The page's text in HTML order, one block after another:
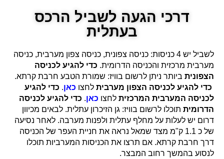
דרכי הגעה לשביל הרכס
בעתלית
לשביל יש 4 כניסות: כניסה צפונית, כניסה צפון מערבית, כניסה
מערבית מרכזית והכניסה הדרומית. כדי להגיע לכניסה
הצפונית ביותר ניתן לרשום בוויז: שמורת הטבע חרבת קרתא.
כדי להגיע לכניסה הצפון מערבית לחצו כאן. כדי להגיע
לכניסה המערבית המרכזית לחצו כאן. כדי להגיע לכניסה
הדרומית תוכלו לרשום בוויז: גן הזיכרון עתלית. לבאים מכיוון
דרום יש לעלות על מחלף עתלית ולפנות מערבה. לאחר נסיעה
של כ 1.1 ק"מ מצד שמאל נראה את חניית העפר של הכניסה
דרך חרבת קרתא. אם תרצו את הכניסות המערביות תוכלו
לנסוע בהמשך רחוב המבצר.